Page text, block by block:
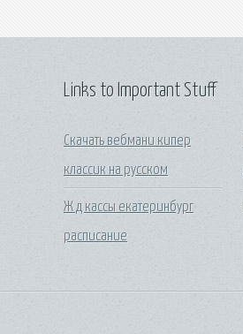
Links to Important Stuff
Скачать вебмани кипер
классик на русском
Ж д кассы екатеринбург
расписание